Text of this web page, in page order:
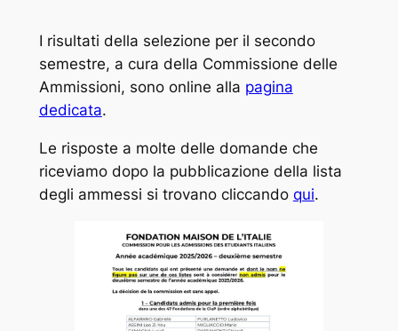
I risultati della selezione per il secondo
semestre, a cura della Commissione delle
Ammissioni, sono online alla pagina
dedicata.
Le risposte a molte delle domande che
riceviamo dopo la pubblicazione della lista
degli ammessi si trovano cliccando qui.